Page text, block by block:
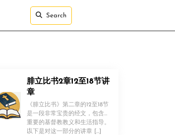
Search
腓立比书2章12至18节讲
章
《腓立比书》第二章的12至18节
是一段非常宝贵的经文，包含了
重要的基督教教义和生活指导。
以下是对这一部分的讲章 […]
！